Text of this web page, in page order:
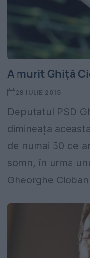
A murit Ghiță
28 IULIE 2015
Deputatul PSD
dimineața
de numai 50 de
somn, în urma
Gheorghe